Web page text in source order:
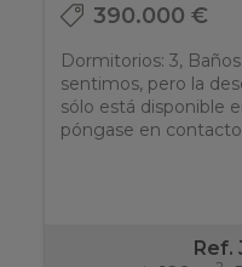
390.000 €
Dormitorios: 3,
sentimos, pero la
sólo está disponible
póngase en contacto
Ref.